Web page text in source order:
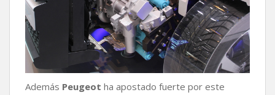
Además Peugeot ha apostado fuerte por este